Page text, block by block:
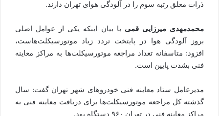
ذرات معلق رتبه سوم را در آلودگی هوای تهران دارند.
محمدمهدی میرزایی قمی با بیان اینکه یکی از عوامل اصلی
بروز آلودگی هوا در پایتخت تردد زیاد موتورسیکلت‌هاست،
افزود: متاسفانه تعداد مراجعه موتورسیکلت‌ها به مراکز معاینه
فنی بشدت پایین است.
مدیرعامل ستاد معاینه فنی خودرو‌های شهر تهران گفت: سال
گذشته کل مراجعه موتورسیکلت‌ها برای دریافت معاینه فنی به
مراکز معاینه فنی در تهران ۹۶۰ دستگاه بود.